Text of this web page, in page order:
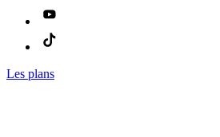
Les plans